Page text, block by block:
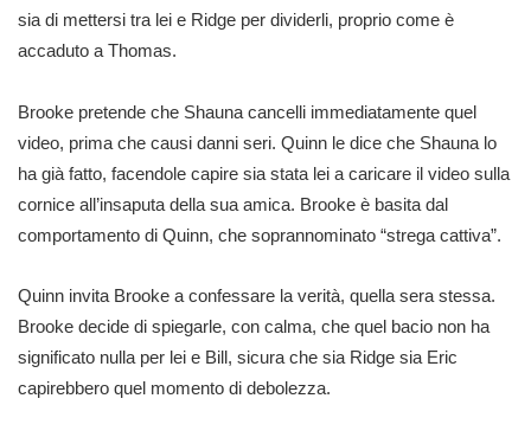
sia di mettersi tra lei e Ridge per dividerli, proprio come è
accaduto a Thomas.
Brooke pretende che Shauna cancelli immediatamente quel
video, prima che causi danni seri. Quinn le dice che Shauna lo
ha già fatto, facendole capire sia stata lei a caricare il video sulla
cornice all’insaputa della sua amica. Brooke è basita dal
comportamento di Quinn, che soprannominato “strega cattiva”.
Quinn invita Brooke a confessare la verità, quella sera stessa.
Brooke decide di spiegarle, con calma, che quel bacio non ha
significato nulla per lei e Bill, sicura che sia Ridge sia Eric
capirebbero quel momento di debolezza.